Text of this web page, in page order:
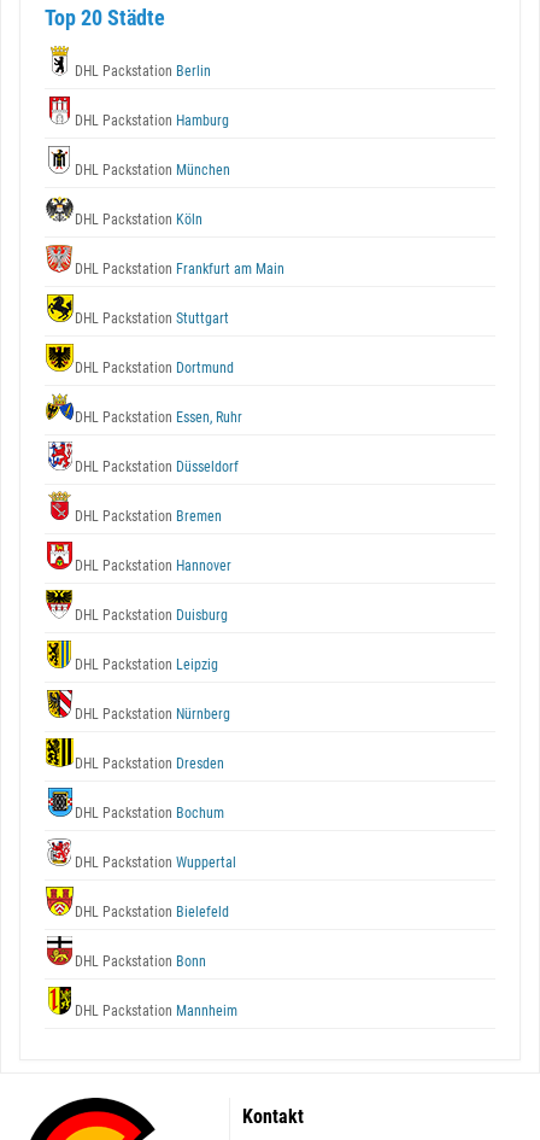
Top 20 Städte
DHL Packstation Berlin
DHL Packstation Hamburg
DHL Packstation München
DHL Packstation Köln
DHL Packstation Frankfurt am Main
DHL Packstation Stuttgart
DHL Packstation Dortmund
DHL Packstation Essen, Ruhr
DHL Packstation Düsseldorf
DHL Packstation Bremen
DHL Packstation Hannover
DHL Packstation Duisburg
DHL Packstation Leipzig
DHL Packstation Nürnberg
DHL Packstation Dresden
DHL Packstation Bochum
DHL Packstation Wuppertal
DHL Packstation Bielefeld
DHL Packstation Bonn
DHL Packstation Mannheim
Kontakt